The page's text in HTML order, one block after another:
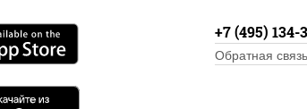
+7 (495) 134-
Обратная связь